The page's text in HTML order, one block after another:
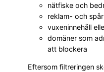
nätfiske och
reklam- och
vuxeninnehåll
domäner som
att blockera
Eftersom filtreringen